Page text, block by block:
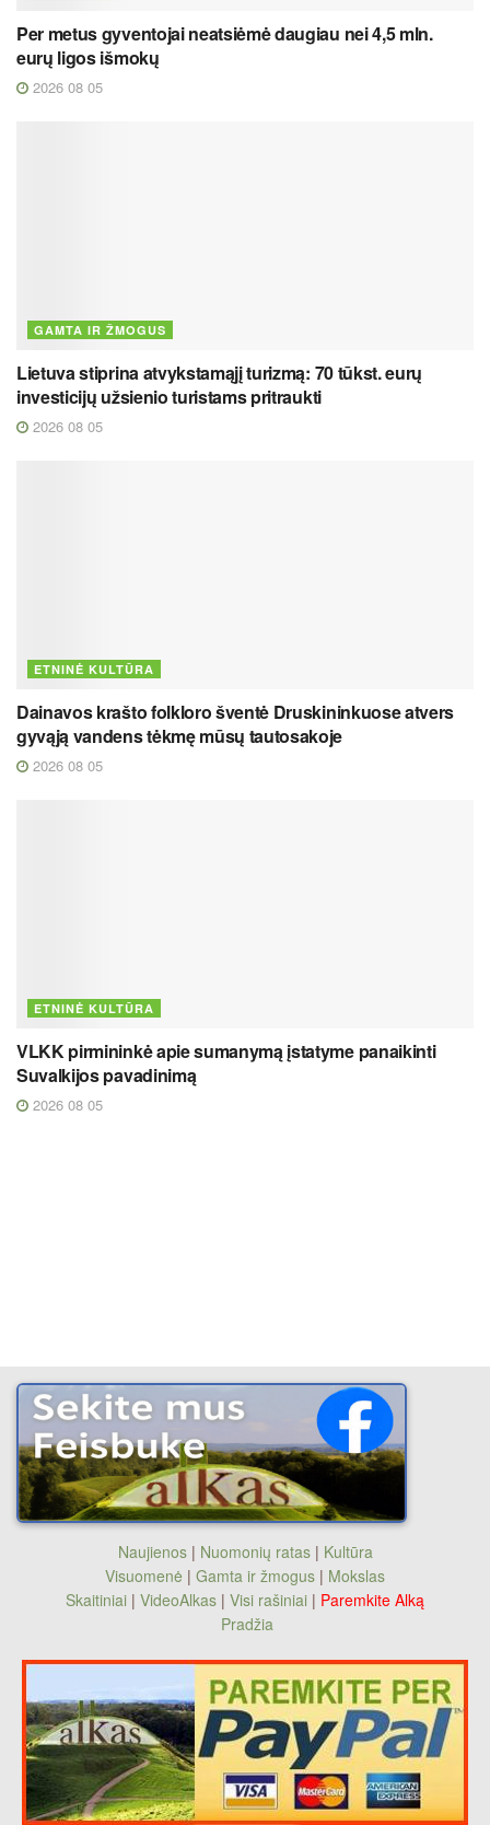
Per metus gyventojai neatsiėmė daugiau nei 4,5 mln.
eurų ligos išmokų
2026 08 05
GAMTA IR ŽMOGUS
Lietuva stiprina atvykstamąjį turizmą: 70 tūkst. eurų
investicijų užsienio turistams pritraukti
2026 08 05
ETNINĖ KULTŪRA
Dainavos krašto folkloro šventė Druskininkuose atvers
gyvąją vandens tėkmę mūsų tautosakoje
2026 08 05
ETNINĖ KULTŪRA
VLKK pirmininkė apie sumanymą įstatyme panaikinti
Suvalkijos pavadinimą
2026 08 05
Naujienos| Nuomonių ratas| Kultūra
Visuomenė | Gamta ir žmogus | Mokslas
Skaitiniai | VideoAlkas | Visi rašiniai | Paremkite Alką
Pradžia